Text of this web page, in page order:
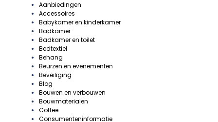
Aanbiedingen
Accessoires
Babykamer en kinderkamer
Badkamer
Badkamer en toilet
Bedtextiel
Behang
Beurzen en evenementen
Beveiliging
Blog
Bouwen en verbouwen
Bouwmaterialen
Coffee
Consumenteninformatie